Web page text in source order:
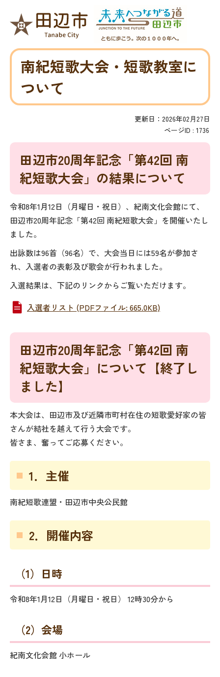
南紀短歌大会・短歌教室に
ついて
更新日：2026年02月27日
ページID : 1736
田辺市20周年記念「第42回 南
紀短歌大会」の結果について
令和8年1月12日（月曜日・祝日）、紀南文化会館にて、
田辺市20周年記念「第42回 南紀短歌大会」を開催いたし
ました。
出詠数は96首（96名）で、大会当日には59名が参加さ
れ、入選者の表彰及び歌会が行われました。
入選結果は、下記のリンクからご覧いただけます。
入選者リスト (PDFファイル: 665.0KB)
田辺市20周年記念「第42回 南
紀短歌大会」について【終了し
ました】
本大会は、田辺市及び近隣市町村在住の短歌愛好家の皆
さんが結社を越えて行う大会です。
皆さま、奮ってご応募ください。
1．主催
南紀短歌連盟・田辺市中央公民館
2．開催内容
（1）日時
令和8年1月12日（月曜日・祝日） 12時30分から
（2）会場
紀南文化会館 小ホール